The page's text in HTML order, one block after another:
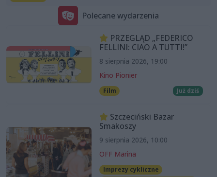
Polecane wydarzenia
PRZEGLĄD „FEDERICO
FELLINI: CIAO A TUTTI!”
8 sierpnia 2026, 19:00
Kino Pionier
Film Już dziś
Szczeciński Bazar
Smakoszy
9 sierpnia 2026, 10:00
OFF Marina
Imprezy cykliczne